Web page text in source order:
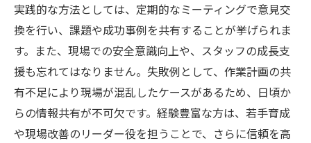
実践的な方法としては、定期的なミーティングで意見交
換を行い、課題や成功事例を共有することが挙げられま
す。また、現場での安全意識向上や、スタッフの成長支
援も忘れてはなりません。失敗例として、作業計画の共
有不足により現場が混乱したケースがあるため、日頃か
らの情報共有が不可欠です。経験豊富な方は、若手育成
や現場改善のリーダー役を担うことで、さらに信頼を高